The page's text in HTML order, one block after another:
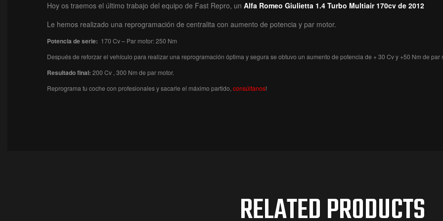
Hoy os traemos el último trabajo del equipo de Fast Repro, un Alfa Romeo Giulietta 1.4 Turbo Multiair 170cv de 2012
Le hemos realizado una reprogramación de centralita con aumento de potencia y par motor.
Potencia de serie: 170 Cv – Par motor: 250 Nm
Después de reforzar el vehículo para realizar una reprogramación óptima y segura se obtuvo un aumento de potencia de + 30 Cv y +50 Nm de par
Resultado final: 200 Cv , 300 Nm de par motor.
Reprograma tu coche con profesionales y sacarle el máximo partido, consúltanos!
RELATED PRODUCTS